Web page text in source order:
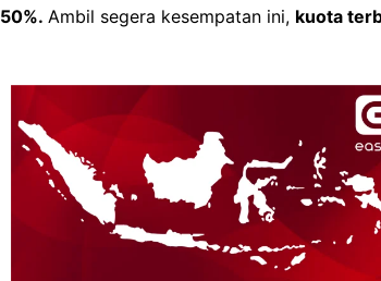
50%. Ambil segera kesempatan ini, kuota